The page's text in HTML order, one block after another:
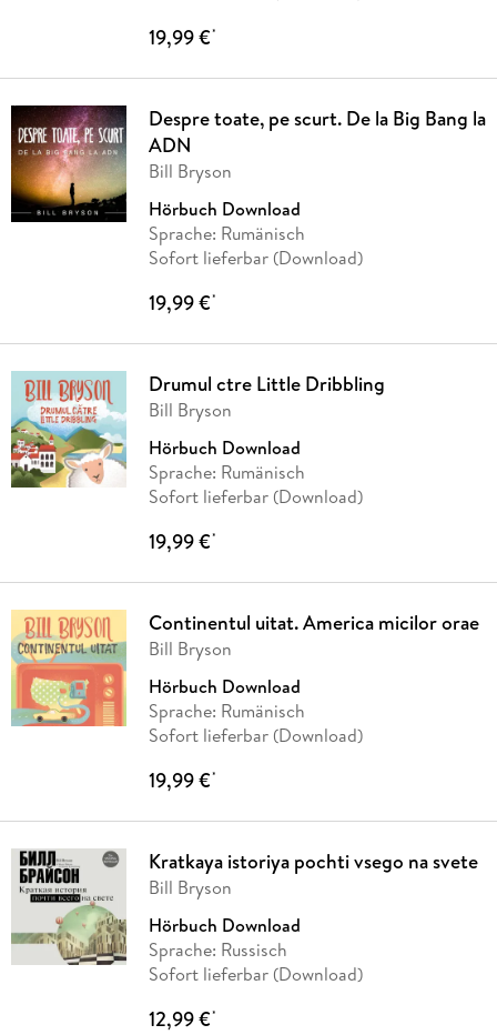
19,99 €*
Despre toate, pe scurt. De la Big Bang la
ADN
Bill Bryson
Hörbuch Download
Sprache: Rumänisch
Sofort lieferbar (Download)
19,99 €*
Drumul ctre Little Dribbling
Bill Bryson
Hörbuch Download
Sprache: Rumänisch
Sofort lieferbar (Download)
19,99 €*
Continentul uitat. America micilor orae
Bill Bryson
Hörbuch Download
Sprache: Rumänisch
Sofort lieferbar (Download)
19,99 €*
Kratkaya istoriya pochti vsego na svete
Bill Bryson
Hörbuch Download
Sprache: Russisch
Sofort lieferbar (Download)
12,99 €*